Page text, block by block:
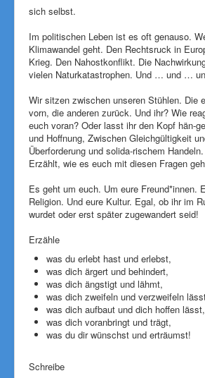
sich selbst.
Im politischen Leben ist es oft genauso.
Klimawandel geht. Den Rechtsruck in
Krieg. Den Nahostkonflikt. Die
vielen Naturkatastrophen. Und … und …
Wir sitzen zwischen unseren Stühlen. Die
vorn, die anderen zurück. Und ihr? Wie
euch voran? Oder lasst ihr den Kopf hän-
und Hoffnung, Zwischen Gleichgültigkeit
Überforderung und solida-rischem
Erzählt, wie es euch mit diesen Fragen
Es geht um euch. Um eure Freund*innen.
Religion. Und eure Kultur. Egal, ob ihr im
wurdet oder erst später zugewandert seid!
Erzähle
was du erlebt hast und erlebst,
was dich ärgert und behindert,
was dich ängstigt und lähmt,
was dich zweifeln und verzweifeln
was dich aufbaut und dich hoffen lässt,
was dich voranbringt und trägt,
was du dir wünschst und erträumst!
Schreibe